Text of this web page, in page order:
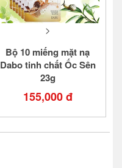
>
Bộ 10 miếng mặt nạ
Dabo tinh chất Ốc Sên
23g
155,000 đ